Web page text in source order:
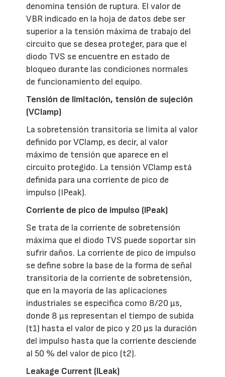
denomina tensión de ruptura. El valor de
VBR indicado en la hoja de datos debe ser
superior a la tensión máxima de trabajo del
circuito que se desea proteger, para que el
diodo TVS se encuentre en estado de
bloqueo durante las condiciones normales
de funcionamiento del equipo.
Tensión de limitación, tensión de sujeción
(VClamp)
La sobretensión transitoria se limita al valor
definido por VClamp, es decir, al valor
máximo de tensión que aparece en el
circuito protegido. La tensión VClamp está
definida para una corriente de pico de
impulso (IPeak).
Corriente de pico de impulso (IPeak)
Se trata de la corriente de sobretensión
máxima que el diodo TVS puede soportar sin
sufrir daños. La corriente de pico de impulso
se define sobre la base de la forma de señal
transitoria de la corriente de sobretensión,
que en la mayoría de las aplicaciones
industriales se especifica como 8/20 µs,
donde 8 µs representan el tiempo de subida
(t1) hasta el valor de pico y 20 µs la duración
del impulso hasta que la corriente desciende
al 50 % del valor de pico (t2).
Leakage Current (ILeak)